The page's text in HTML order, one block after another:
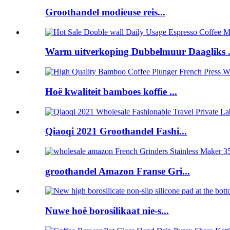
Groothandel modieuse reis...
Warm uitverkoping Dubbelmuur Daagliks
Hoë kwaliteit bamboes koffie ...
Qiaoqi 2021 Groothandel Fashi...
groothandel Amazon Franse Gri...
Nuwe hoë borosilikaat nie-s...